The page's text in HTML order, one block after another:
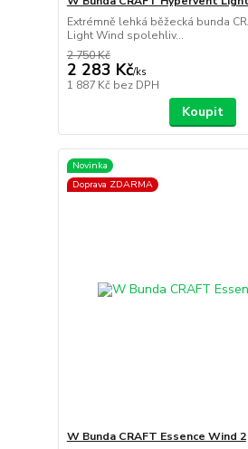
Extrémně lehká běžecká bunda
Light Wind spolehliv...
2 750 Kč
2 283 Kč/ks
1 887 Kč bez DPH
Koupit
Novinka
Doprava ZDARMA
W Bunda CRAFT Essence Wind 2